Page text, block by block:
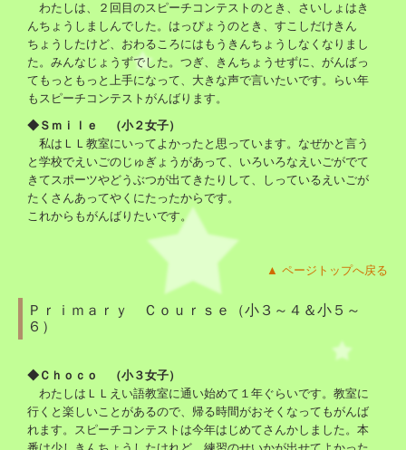
わたしは、２回目のスピーチコンテストのとき、さいしょはき
んちょうしましんでした。はっぴょうのとき、すこしだけきん
ちょうしたけど、おわるころにはもうきんちょうしなくなりまし
た。みんなじょうずでした。つぎ、きんちょうせずに、がんばっ
てもっともっと上手になって、大きな声で言いたいです。らい年
もスピーチコンテストがんばります。
◆Ｓｍｉｌｅ （小２女子）
私はＬＬ教室にいってよかったと思っています。なぜかと言う
と学校でえいごのじゅぎょうがあって、いろいろなえいごがでて
きてスポーツやどうぶつが出てきたりして、しっているえいごが
たくさんあってやくにたったからです。
これからもがんばりたいです。
▲ ページトップへ戻る
Ｐｒｉｍａｒｙ Ｃｏｕｒｓｅ（小３～４＆小５～
６）
◆Ｃｈｏｃｏ （小３女子）
わたしはＬＬえい語教室に通い始めて１年ぐらいです。教室に
行くと楽しいことがあるので、帰る時間がおそくなってもがんば
れます。スピーチコンテストは今年はじめてさんかしました。本